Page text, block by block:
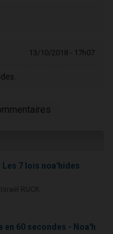
13/10/2018 - 17h07
Les 7 lois noa'hides
en 60 secondes - Noa'h